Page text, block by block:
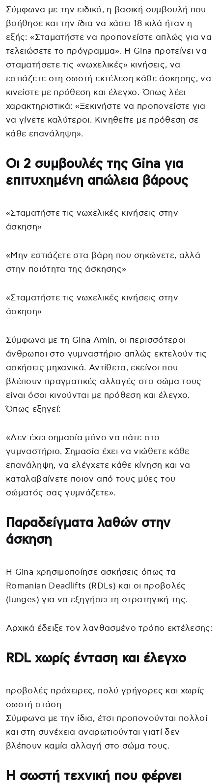
Σύμφωνα με την ειδικό, η βασική συμβουλή που
βοήθησε και την ίδια να χάσει 18 κιλά ήταν η
εξής: «Σταματήστε να προπονείστε απλώς για να
τελειώσετε το πρόγραμμα». Η Gina προτείνει να
σταματήσετε τις «νωχελικές» κινήσεις, να
εστιάζετε στη σωστή εκτέλεση κάθε άσκησης, να
κινείστε με πρόθεση και έλεγχο. Όπως λέει
χαρακτηριστικά: «Ξεκινήστε να προπονείστε για
να γίνετε καλύτεροι. Κινηθείτε με πρόθεση σε
κάθε επανάληψη».
Οι 2 συμβουλές της Gina για
επιτυχημένη απώλεια βάρους
«Σταματήστε τις νωχελικές κινήσεις στην
άσκηση»
«Μην εστιάζετε στα βάρη που σηκώνετε, αλλά
στην ποιότητα της άσκησης»
«Σταματήστε τις νωχελικές κινήσεις στην
άσκηση»
Σύμφωνα με τη Gina Amin, οι περισσότεροι
άνθρωποι στο γυμναστήριο απλώς εκτελούν τις
ασκήσεις μηχανικά. Αντίθετα, εκείνοι που
βλέπουν πραγματικές αλλαγές στο σώμα τους
είναι όσοι κινούνται με πρόθεση και έλεγχο.
Όπως εξηγεί:
«Δεν έχει σημασία μόνο να πάτε στο
γυμναστήριο. Σημασία έχει να νιώθετε κάθε
επανάληψη, να ελέγχετε κάθε κίνηση και να
καταλαβαίνετε ποιον από τους μύες του
σώματός σας γυμνάζετε».
Παραδείγματα λαθών στην
άσκηση
Η Gina χρησιμοποίησε ασκήσεις όπως τα
Romanian Deadlifts (RDLs) και οι προβολές
(lunges) για να εξηγήσει τη στρατηγική της.
Αρχικά έδειξε τον λανθασμένο τρόπο εκτέλεσης:
RDL χωρίς ένταση και έλεγχο
προβολές πρόχειρες, πολύ γρήγορες και χωρίς
σωστή στάση
Σύμφωνα με την ίδια, έτσι προπονούνται πολλοί
και στη συνέχεια αναρωτιούνται γιατί δεν
βλέπουν καμία αλλαγή στο σώμα τους.
Η σωστή τεχνική που φέρνει